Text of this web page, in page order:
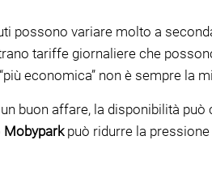
possono variare molto a
tariffe giornaliere che
economica” non è sempre la
buon affare, la disponibilità
Mobyparkpuò ridurre la